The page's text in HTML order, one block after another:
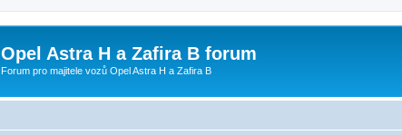
Opel Astra H a Zafira B forum
Forum pro majitele vozů Opel Astra H a Zafira B